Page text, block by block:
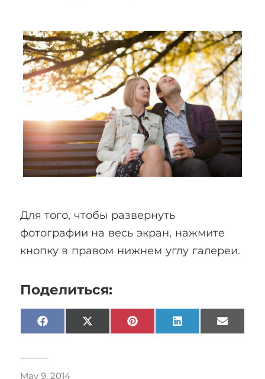
Для того, чтобы развернуть
фотографии на весь экран, нажмите
кнопку в правом нижнем углу галереи.
Поделиться:
Facebook X
(Twitter)
Pinterest LinkedIn Email
May 9, 2014